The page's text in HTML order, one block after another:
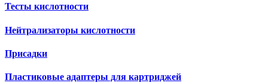
Тесты кислотности
Нейтрализаторы кислотности
Присадки
Пластиковые адаптеры для картриджей